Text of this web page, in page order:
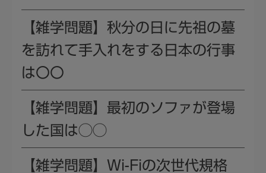
【雑学問題】秋分の日に先祖の墓
を訪れて手入れをする日本の行事
は〇〇
【雑学問題】最初のソファが登場
した国は◯◯
【雑学問題】Wi-Fiの次世代規格